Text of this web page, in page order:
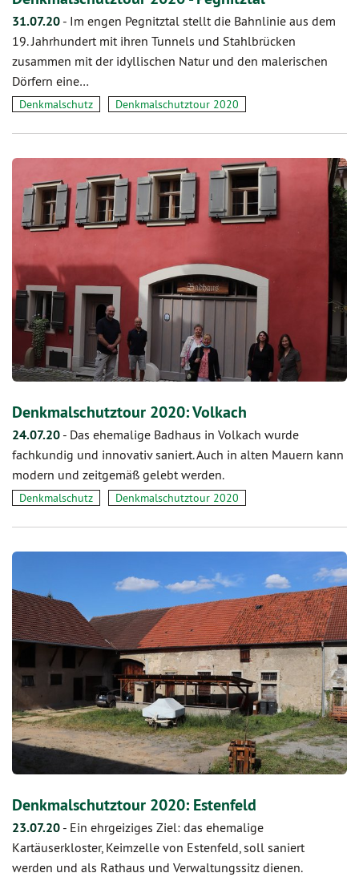
31.07.20 - Im engen Pegnitztal stellt die Bahnlinie aus dem
19. Jahrhundert mit ihren Tunnels und Stahlbrücken
zusammen mit der idyllischen Natur und den malerischen
Dörfern eine…
Denkmalschutz Denkmalschutztour 2020
Denkmalschutztour 2020: Volkach
24.07.20 - Das ehemalige Badhaus in Volkach wurde
fachkundig und innovativ saniert. Auch in alten Mauern kann
modern und zeitgemäß gelebt werden.
Denkmalschutz Denkmalschutztour 2020
Denkmalschutztour 2020: Estenfeld
23.07.20 - Ein ehrgeiziges Ziel: das ehemalige
Kartäuserkloster, Keimzelle von Estenfeld, soll saniert
werden und als Rathaus und Verwaltungssitz dienen.